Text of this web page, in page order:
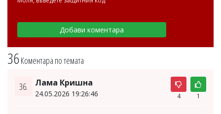
36Коментара по темата
36. Лама Кришна
24.05.2026 19:26:46 4 1